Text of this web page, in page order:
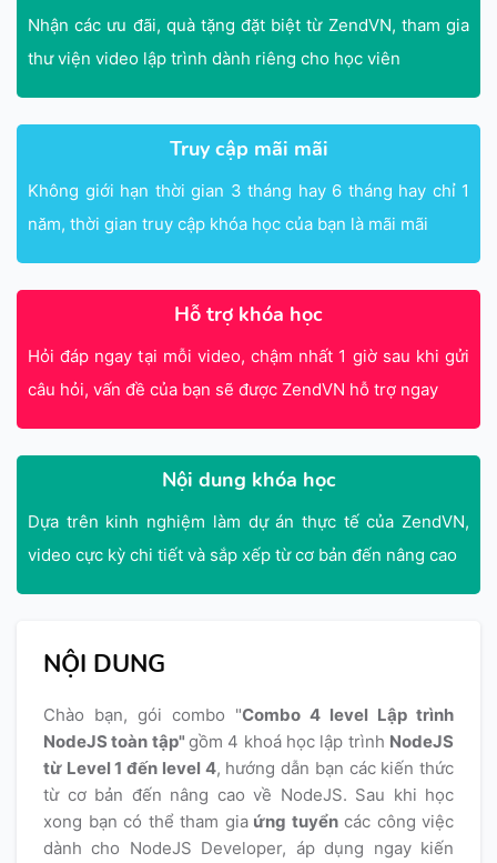
Nhận các ưu đãi, quà tặng đặt biệt từ ZendVN, tham gia
thư viện video lập trình dành riêng cho học viên
Truy cập mãi mãi
Không giới hạn thời gian 3 tháng hay 6 tháng hay chỉ 1
năm, thời gian truy cập khóa học của bạn là mãi mãi
Hỗ trợ khóa học
Hỏi đáp ngay tại mỗi video, chậm nhất 1 giờ sau khi gửi
câu hỏi, vấn đề của bạn sẽ được ZendVN hỗ trợ ngay
Nội dung khóa học
Dựa trên kinh nghiệm làm dự án thực tế của ZendVN,
video cực kỳ chi tiết và sắp xếp từ cơ bản đến nâng cao
NỘI DUNG
Chào bạn, gói combo "Combo 4 level Lập trình
NodeJS toàn tập" gồm 4 khoá học lập trình NodeJS
từ Level 1 đến level 4, hướng dẫn bạn các kiến thức
từ cơ bản đến nâng cao về NodeJS. Sau khi học
xong bạn có thể tham giaứng tuyểncác công việc
dành cho NodeJS Developer, áp dụng ngay kiến